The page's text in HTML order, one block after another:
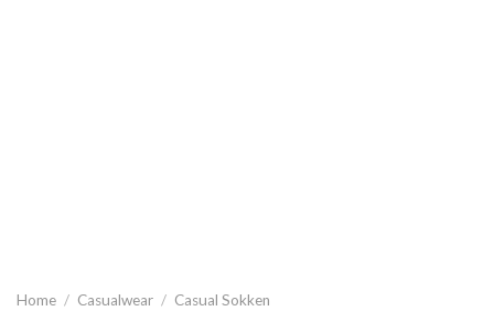
Home / Casualwear / Casual Sokken